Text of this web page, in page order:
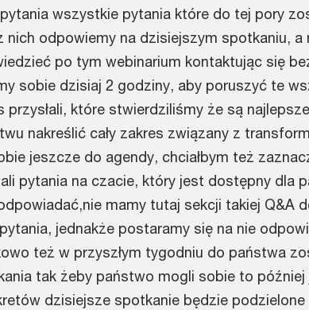
wszystkie pytania które do tej pory
nich odpowiemy na dzisiejszym spotkaniu, a
po tym webinarium kontaktując się
sobie dzisiaj 2 godziny, aby poruszyć te
przysłali, które stwierdziliśmy że są
nakreślić cały zakres związany z
jeszcze do agendy, chciałbym też
pytania na czacie, który jest dostępny dla
mamy tutaj sekcji takiej Q&A
jednakże postaramy się na nie
też w przyszłym tygodniu do państwa
tak żeby państwo mogli sobie to
dzisiejsze spotkanie będzie